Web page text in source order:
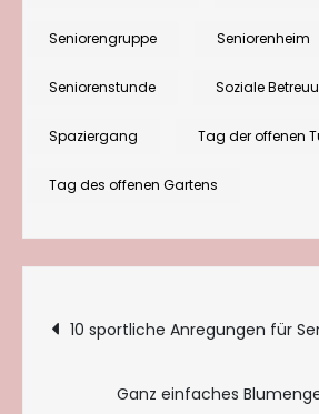
Seniorengruppe Seniorenheim
Seniorenstunde Soziale
Spaziergang Tag der offenen
Tag des offenen Gartens
10 sportliche Anregungen für
Ganz einfaches